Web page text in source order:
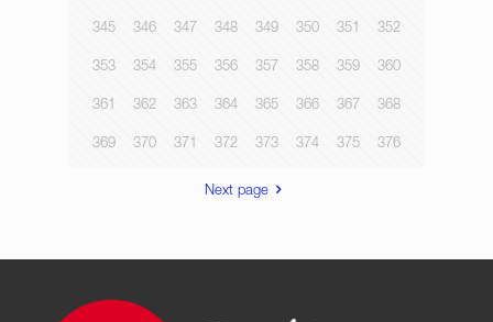
345 346 347 348 349 350 351 352
353 354 355 356 357 358 359 360
361 362 363 364 365 366 367 368
369 370 371 372 373 374 375 376
Next page